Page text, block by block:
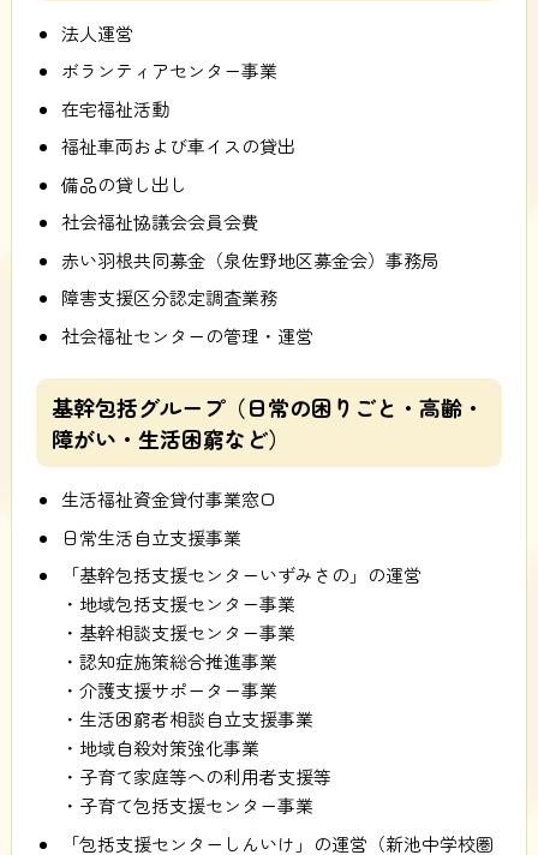
法人運営
ボランティアセンター事業
在宅福祉活動
福祉車両および車イスの貸出
備品の貸し出し
社会福祉協議会会員会費
赤い羽根共同募金（泉佐野地区募金会）事務局
障害支援区分認定調査業務
社会福祉センターの管理・運営
基幹包括グループ（日常の困りごと・高齢・
障がい・生活困窮など）
生活福祉資金貸付事業窓口
日常生活自立支援事業
「基幹包括支援センターいずみさの」の運営
・地域包括支援センター事業
・基幹相談支援センター事業
・認知症施策総合推進事業
・介護支援サポーター事業
・生活困窮者相談自立支援事業
・地域自殺対策強化事業
・子育て家庭等への利用者支援等
・子育て包括支援センター事業
「包括支援センターしんいけ」の運営（新池中学校圏